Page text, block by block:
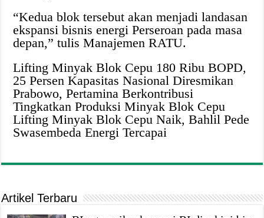
“Kedua blok tersebut akan menjadi landasan
ekspansi bisnis energi Perseroan pada masa
depan,” tulis Manajemen RATU.
Lifting Minyak Blok Cepu 180 Ribu BOPD,
25 Persen Kapasitas Nasional Diresmikan
Prabowo, Pertamina Berkontribusi
Tingkatkan Produksi Minyak Blok Cepu
Lifting Minyak Blok Cepu Naik, Bahlil Pede
Swasembeda Energi Tercapai
Artikel Terbaru